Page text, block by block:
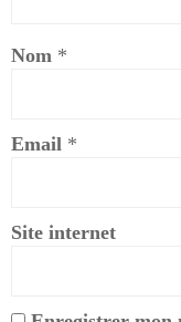
Nom *
Email *
Site internet